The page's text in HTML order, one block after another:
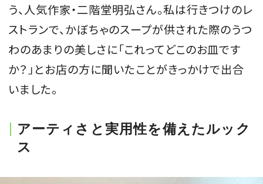
SPUR読者のためのメンバーシッププログラム
「The SPUR Club」。便利な機能と特典を無料で楽し
めます。
ログイン・新規会員登録
FOLLOW US
う、人気作家・二階堂明弘さん。私は行きつけのレ
ストランで、かぼちゃのスープが供された際のうつ
わのあまりの美しさに「これってどこのお皿です
か？」とお店の方に聞いたことがきっかけで出合
いました。
アーティさと実用性を備えたルック
ス